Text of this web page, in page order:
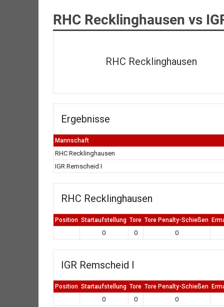
RHC Recklinghausen vs
RHC Recklinghausen
Ergebnisse
Mannschaft
RHC Recklinghausen
IGR Remscheid I
RHC Recklinghausen
Position Startaufstellung Tore Tore Penalty-Schießen
0 0 0
IGR Remscheid I
Position Startaufstellung Tore Tore Penalty-Schießen
0 0 0